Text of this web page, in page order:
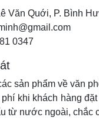
Văn Quới, P. Bình
0347
sản phẩm về văn
khi khách hàng
từ nước ngoài, chắc